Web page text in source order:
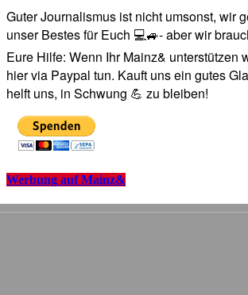
Guter Journalismus ist nicht umsonst, wir
unser Bestes für Euch 💻🚙- aber wir
Eure Hilfe: Wenn Ihr Mainz& unterstützen
hier via Paypal tun. Kauft uns ein gutes
helft uns, in Schwung 💪 zu bleiben!
Werbung auf Mainz&